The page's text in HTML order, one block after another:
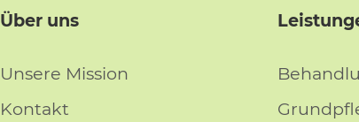
Über uns
Unsere Mission
Kontakt